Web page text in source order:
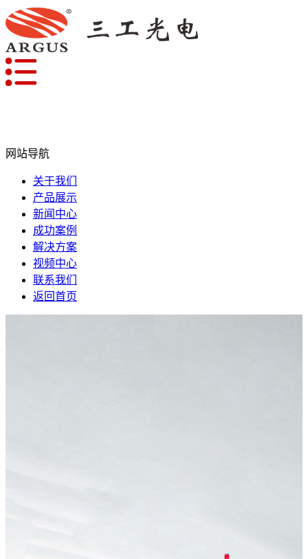
网站导航
关于我们
产品展示
新闻中心
成功案例
解决方案
视频中心
联系我们
返回首页